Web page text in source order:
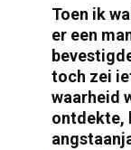
Toen ik
er een
toch zei
waarheid
ontdekte,